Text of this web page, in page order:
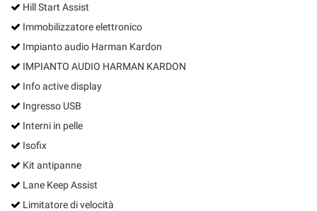
Hill Start Assist
Immobilizzatore elettronico
Impianto audio Harman Kardon
IMPIANTO AUDIO HARMAN KARDON
Info active display
Ingresso USB
Interni in pelle
Isofix
Kit antipanne
Lane Keep Assist
Limitatore di velocità